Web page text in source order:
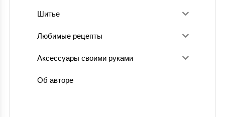
Шитье
Любимые рецепты
Аксессуары своими руками
Об авторе